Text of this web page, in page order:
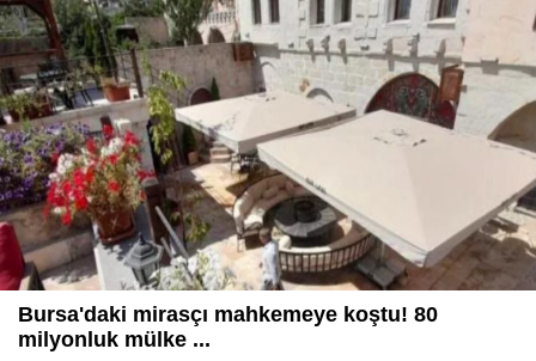
Bursa'daki mirasçı mahkemeye koştu! 80
milyonluk mülke ...